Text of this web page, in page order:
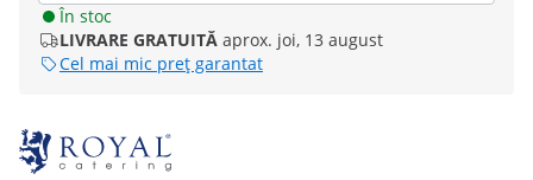
În stoc
LIVRARE GRATUITĂ aprox. joi, 13 august
Cel mai mic preț garantat